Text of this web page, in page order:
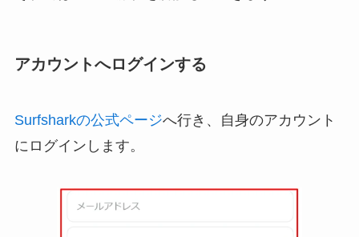
アカウントへログインする
Surfsharkの公式ページへ行き、自身のアカウント
にログインします。